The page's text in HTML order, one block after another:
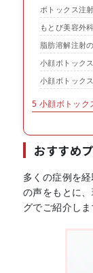
ボトックス注
もとび美容外
脂肪溶解注射
小顔ボトック
小顔ボトック
5 小顔ボトック
おすすめ
多くの症例を
の声をもとに
グでご紹介しま